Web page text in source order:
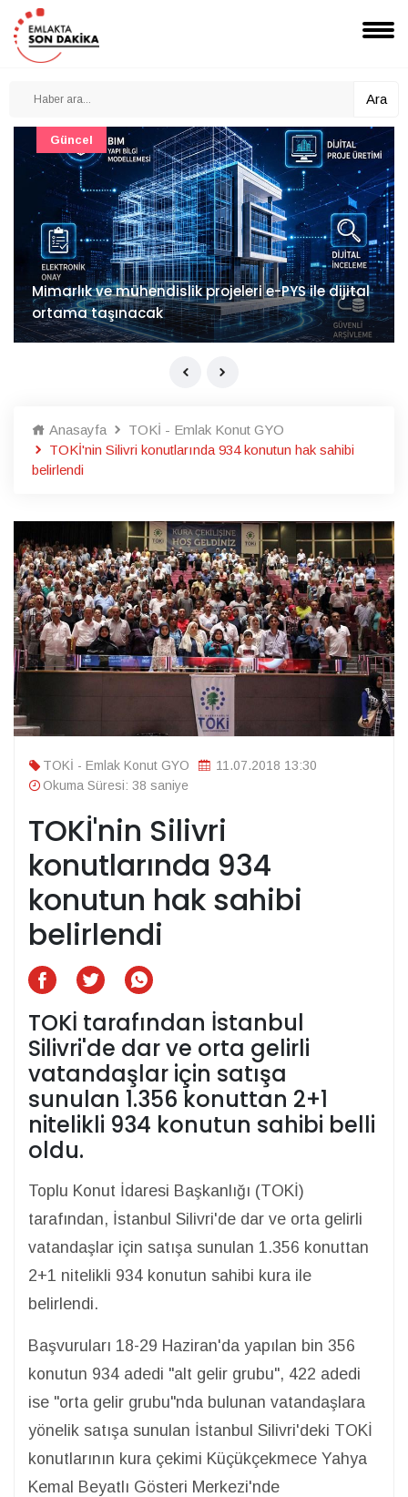
Ara
Mimarlık ve mühendislik projeleri e-PYS ile dijital
ortama taşınacak
Güncel
Anasayfa
TOKİ - Emlak Konut GYO
TOKİ'nin Silivri konutlarında 934 konutun hak sahibi
belirlendi
TOKİ - Emlak Konut GYO
11.07.2018 13:30
Okuma Süresi: 38 saniye
TOKİ'nin Silivri
konutlarında 934
konutun hak sahibi
belirlendi
TOKİ tarafından İstanbul
Silivri'de dar ve orta gelirli
vatandaşlar için satışa
sunulan 1.356 konuttan 2+1
nitelikli 934 konutun sahibi belli
oldu.
Toplu Konut İdaresi Başkanlığı (TOKİ)
tarafından, İstanbul Silivri'de dar ve orta gelirli
vatandaşlar için satışa sunulan 1.356 konuttan
2+1 nitelikli 934 konutun sahibi kura ile
belirlendi.
Başvuruları 18-29 Haziran'da yapılan bin 356
konutun 934 adedi "alt gelir grubu", 422 adedi
ise "orta gelir grubu"nda bulunan vatandaşlara
yönelik satışa sunulan İstanbul Silivri'deki TOKİ
konutlarının kura çekimi Küçükçekmece Yahya
Kemal Beyatlı Gösteri Merkezi'nde